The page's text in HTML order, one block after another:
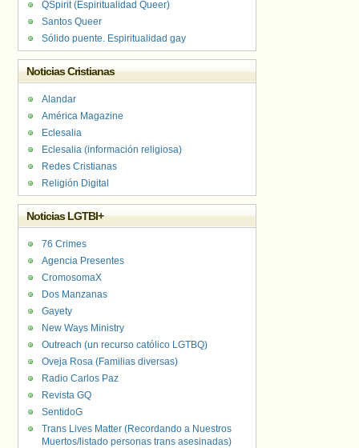
QSpirit (Espiritualidad Queer)
Santos Queer
Sólido puente. Espiritualidad gay
Noticias Cristianas
Alandar
América Magazine
Eclesalia
Eclesalia (información religiosa)
Redes Cristianas
Religión Digital
Noticias LGTBI+
76 Crimes
Agencia Presentes
CromosomaX
Dos Manzanas
Gayety
New Ways Ministry
Outreach (un recurso católico LGTBQ)
Oveja Rosa (Familias diversas)
Radio Carlos Paz
Revista GQ
SentidoG
Trans Lives Matter (Recordando a Nuestros
Muertos/listado personas trans asesinadas)